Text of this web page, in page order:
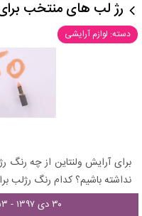
رژ لب های منتخب برای
دسته: لوازم آرایشی
برای آرایش ولنتاین از چه رنگ
نداشته باشیم؟ کدام رنگ رژلب
۳۰ دی ۱۳۹۷ - ۱۴:۵۳